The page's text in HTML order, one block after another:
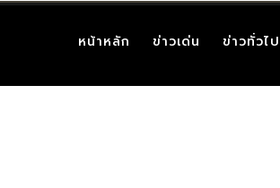
หน้าหลัก ข่าวเด่น ข่าวทั่วไป